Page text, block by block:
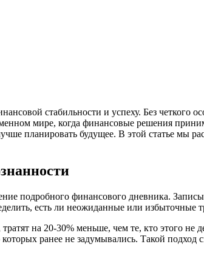
стабильности и успеху. Без четкого
мире, когда финансовые решения
планировать будущее. В этой статье мы
подробного финансового дневника.
есть ли неожиданные или избыточные
на 20-30% меньше, чем те, кто этого не
ранее не задумывались. Такой